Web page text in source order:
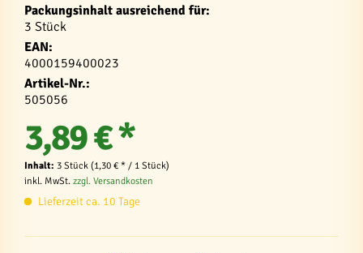
Packungsinhalt ausreichend für:
3 Stück
EAN:
4000159400023
Artikel-Nr.:
505056
3,89 € *
Inhalt: 3 Stück (1,30 € * / 1 Stück)
inkl. MwSt. zzgl. Versandkosten
Lieferzeit ca. 10 Tage